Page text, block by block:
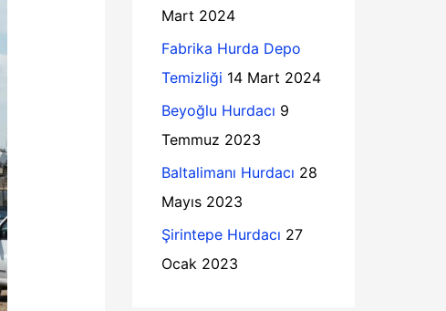
o
r
Mart 2024
Fabrika Hurda Depo
Temizliği 14 Mart 2024
Beyoğlu Hurdacı 9
Temmuz 2023
Baltalimanı Hurdacı 28
Mayıs 2023
Şirintepe Hurdacı 27
Ocak 2023
l
e
r